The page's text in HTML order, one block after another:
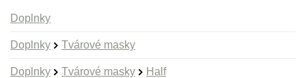
Doplnky
Doplnky Tvárové masky
Doplnky Tvárové masky Half